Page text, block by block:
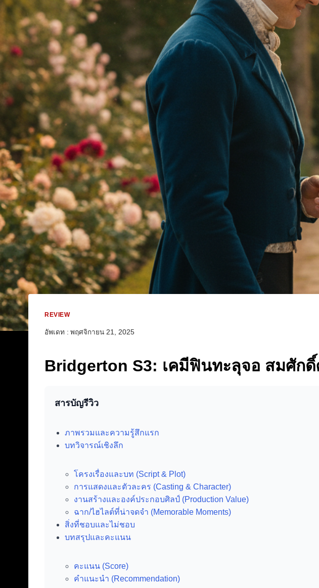
REVIEW
อัพเดท : พฤศจิกายน 21, 2025
Bridgerton S3: เคมีฟินทะลุจอ สมศัก
สารบัญรีวิว
ภาพรวมและความรู้สึกแรก
บทวิจารณ์เชิงลึก
โครงเรื่องและบท (Script & Plot)
การแสดงและตัวละคร (Casting & Character)
งานสร้างและองค์ประกอบศิลป์ (Production Value)
ฉาก/ไฮไลต์ที่น่าจดจำ (Memorable Moments)
สิ่งที่ชอบและไม่ชอบ
บทสรุปและคะแนน
คะแนน (Score)
คำแนะนำ (Recommendation)